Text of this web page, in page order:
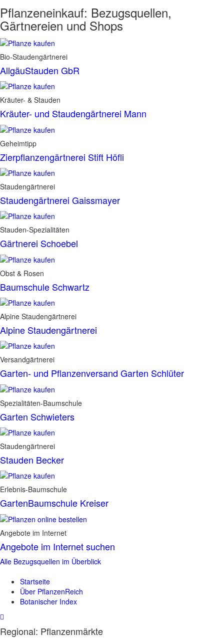
Pflanzeneinkauf: Bezugsquellen,
Gärtnereien und Shops
Bio-Staudengärtnerei
AllgäuStauden GbR
Kräuter- & Stauden
Kräuter- und Staudengärtnerei Mann
Geheimtipp
Zierpflanzengärtnerei Stift Höfli
Staudengärtnerei
Staudengärtnerei Gaissmayer
Stauden-Spezialitäten
Gärtnerei Schoebel
Obst & Rosen
Baumschule Schwartz
Alpine Staudengärtnerei
Alpine Staudengärtnerei
Versandgärtnerei
Garten- und Pflanzenversand Garten Schlüter
Spezialitäten-Baumschule
Garten Schwieters
Staudengärtnerei
Stauden Becker
Erlebnis-Baumschule
GartenBaumschule Kreiser
Angebote im Internet
Angebote im Internet suchen
Alle Bezugsquellen im Überblick
Startseite
Über PflanzenReich
Botanischer Index
Regional: Pflanzenmärkte